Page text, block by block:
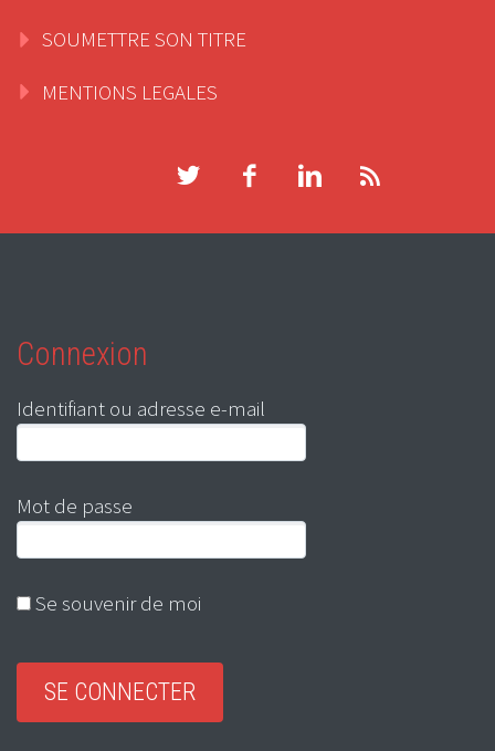
SOUMETTRE SON TITRE
MENTIONS LEGALES
Connexion
Identifiant ou adresse e-mail
Mot de passe
Se souvenir de moi